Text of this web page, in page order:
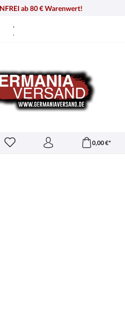
ab 80 € Warenwert!
.
.
0,00 €*